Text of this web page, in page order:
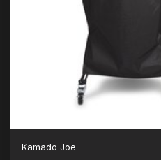
Kamado Joe